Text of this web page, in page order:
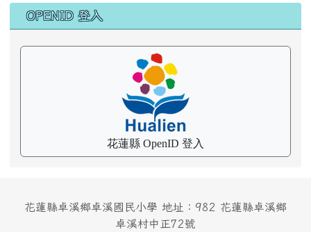
OPENID 登入
花蓮縣 OpenID 登入
花蓮縣卓溪鄉卓溪國民小學 地址：982 花蓮縣卓溪鄉
卓溪村中正72號